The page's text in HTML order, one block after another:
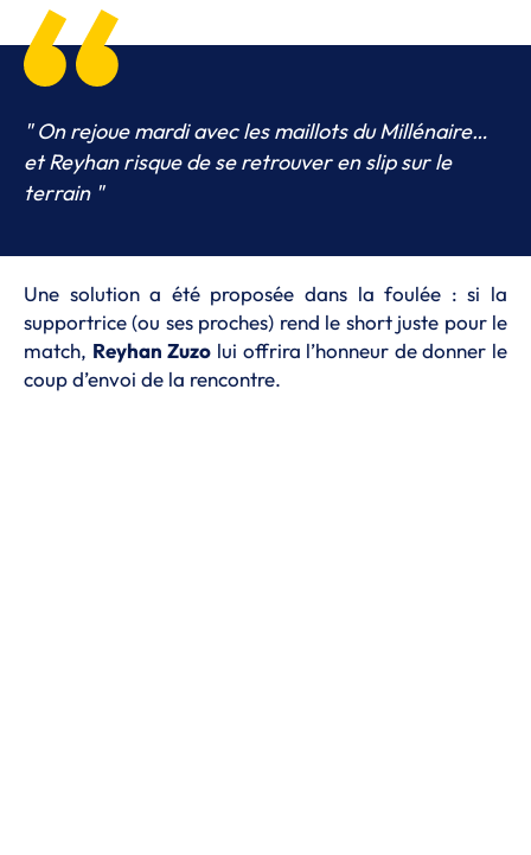
" On rejoue mardi avec les maillots du Millénaire…
et Reyhan risque de se retrouver en slip sur le
terrain "
Une solution a été proposée dans la foulée : si la
supportrice (ou ses proches) rend le short juste pour le
match, Reyhan Zuzo lui offrira l’honneur de donner le
coup d’envoi de la rencontre.